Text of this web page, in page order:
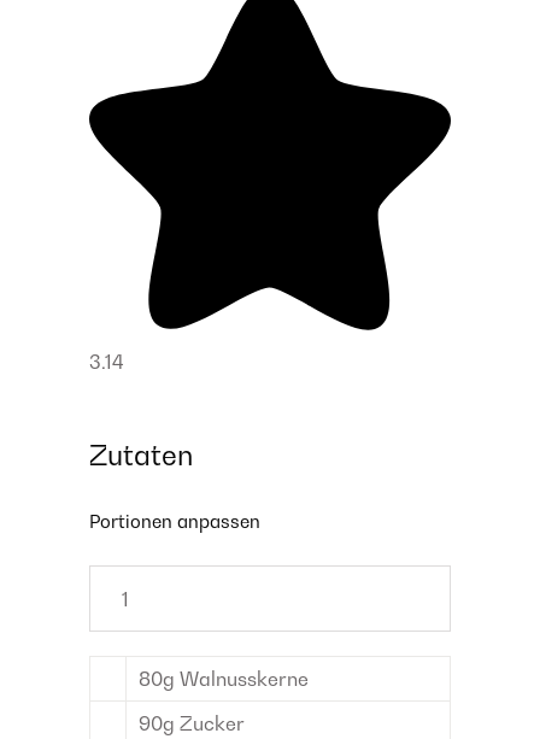
3.14
Zutaten
Portionen anpassen
80g Walnusskerne
90g Zucker